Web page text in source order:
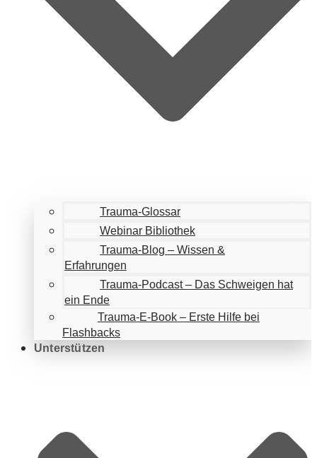
Trauma-Glossar
Webinar Bibliothek
Trauma-Blog – Wissen &
Erfahrungen
Trauma-Podcast – Das Schweigen hat
ein Ende
Trauma-E-Book – Erste Hilfe bei
Flashbacks
Unterstützen